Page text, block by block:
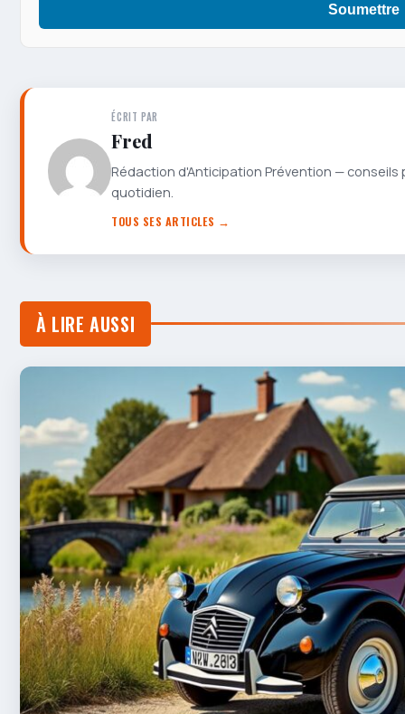
Soumettre
ÉCRIT PAR
Fred
Rédaction d'Anticipation Prévention —
quotidien.
TOUS SES ARTICLES →
À LIRE AUSSI